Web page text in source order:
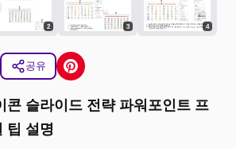
2 3 4
공유
콘 슬라이드 전략 파워포인트 프
팁 설명